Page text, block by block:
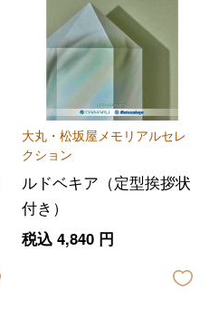
大丸・松坂屋メモリアルセレ
クション
ルドベキア（定型挨拶状
付き）
税込 4,840円